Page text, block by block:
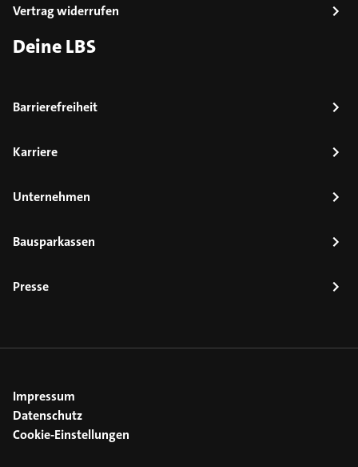
Vertrag widerrufen
Deine LBS
Barrierefreiheit
Karriere
Unternehmen
Bausparkassen
Presse
Impressum
Datenschutz
Cookie-Einstellungen